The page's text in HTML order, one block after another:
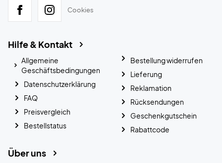
Cookies
Hilfe & Kontakt
Allgemeine
Geschäftsbedingungen
Datenschutzerklärung
FAQ
Preisvergleich
Bestellstatus
Bestellung widerrufen
Lieferung
Reklamation
Rücksendungen
Geschenkgutschein
Rabattcode
Über uns